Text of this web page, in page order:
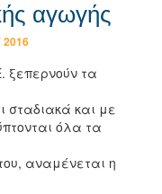
αγωγής
ξεπερνούν τα
σταδιακά και με
όλα τα
αναμένεται η